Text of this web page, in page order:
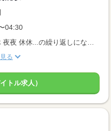
04:30
る
トル求人）